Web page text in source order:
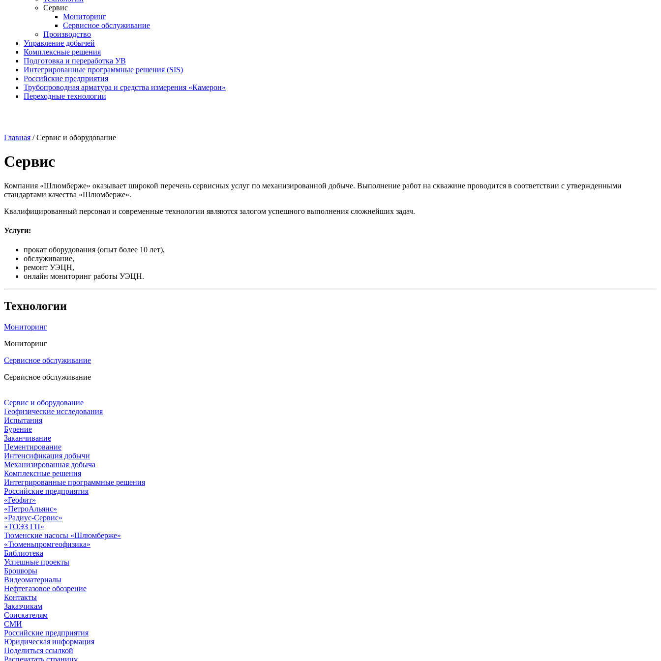
Сервис
Мониторинг
Сервисное обслуживание
Производство
Управление добычей
Комплексные решения
Подготовка и переработка УВ
Интегрированные программные решения (SIS)
Российские предприятия
Трубопроводная арматура и средства измерения «Камерон»
Переходные технологии
Главная /Сервис и оборудование
Сервис
Компания «Шлюмберже» оказывает широкой перечень сервисных услуг по механизированной добыче. Выполнение работ на скважине проводится в соответствии с утвержденными
стандартами качества «Шлюмберже».
Квалифицированный персонал и современные технологии являются залогом успешного выполнения сложнейших задач.
Услуги:
прокат оборудования (опыт более 10 лет),
обслуживание,
ремонт УЭЦН,
онлайн мониторинг работы УЭЦН.
Технологии
Мониторинг
Мониторинг
Сервисное обслуживание
Сервисное обслуживание
Сервис и оборудование
Геофизические исследования
Испытания
Бурение
Заканчивание
Цементирование
Интенсификация добычи
Механизированная добыча
Комплексные решения
Интегрированные программные решения
Российские предприятия
«Геофит»
«ПетроАльянс»
«Радиус-Сервис»
«ТОЭЗ ГП»
Тюменские насосы «Шлюмберже»
«Тюменьпромгеофизика»
Библиотека
Успешные проекты
Брошюры
Видеоматериалы
Нефтегазовое обозрение
Контакты
Заказчикам
Соискателям
СМИ
Российские предприятия
Юридическая информация
Поделиться ссылкой